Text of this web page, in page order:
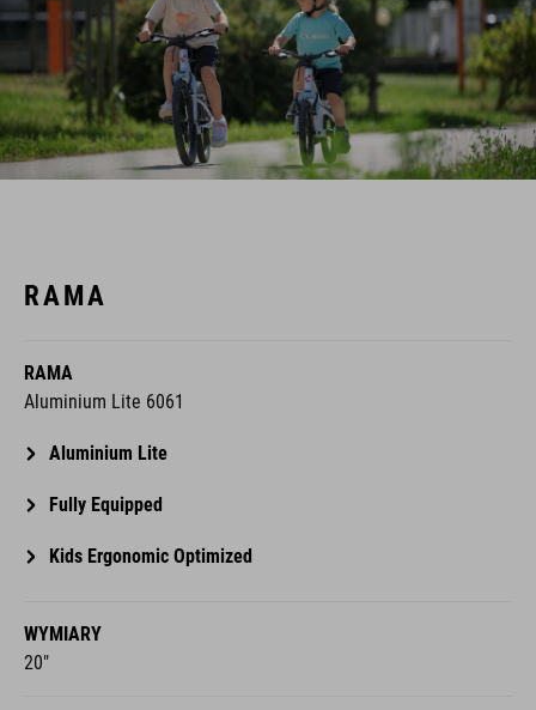
RAMA
RAMA
Aluminium Lite 6061
Aluminium Lite
Fully Equipped
Kids Ergonomic Optimized
WYMIARY
20"